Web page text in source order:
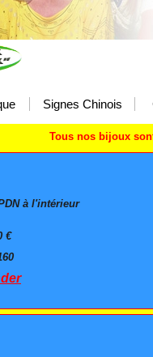
Signes Chinois
Tous nos bijoux
à l'intérieur
€